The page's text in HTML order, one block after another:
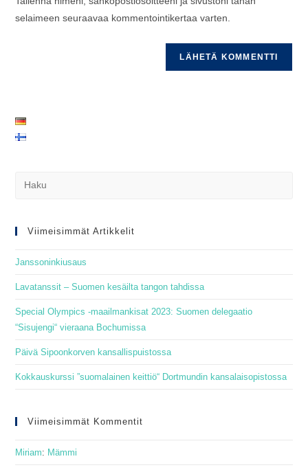
selaimeen seuraavaa kommentointikertaa varten.
Viimeisimmät Artikkelit
Janssoninkiusaus
Lavatanssit – Suomen kesäilta tangon tahdissa
Special Olympics -maailmankisat 2023: Suomen delegaatio
“Sisujengi“ vieraana Bochumissa
Päivä Sipoonkorven kansallispuistossa
Kokkauskurssi ”suomalainen keittiö“ Dortmundin kansalaisopistossa
Viimeisimmät Kommentit
Miriam: Mämmi